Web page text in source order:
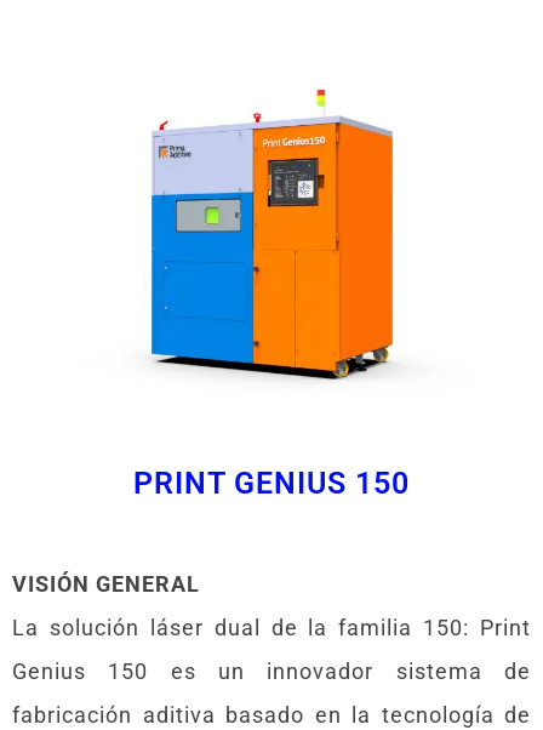
PRINT GENIUS 150
VISIÓN GENERAL
La solución láser dual de la familia 150: Print
Genius 150 es un innovador sistema de
fabricación aditiva basado en la tecnología de